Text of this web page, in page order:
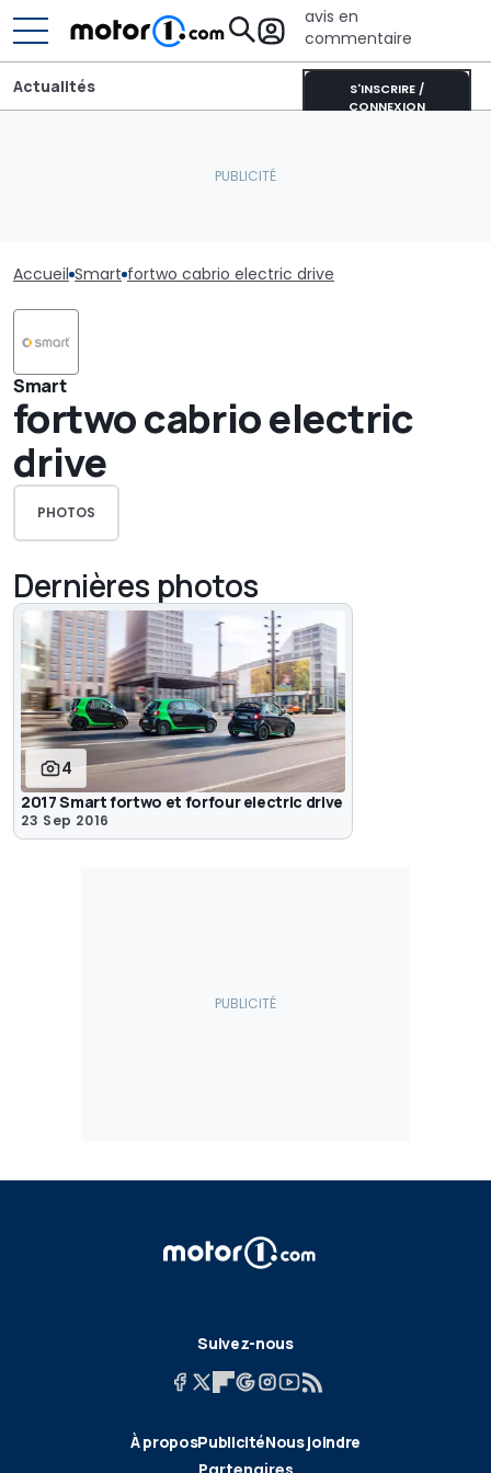
avis en
commentaire
S'INSCRIRE /
CONNEXION
Actualités
Accueil Smart fortwo cabrio electric drive
Smart
fortwo cabrio electric
drive
PHOTOS
Dernières photos
4
2017 Smart fortwo et forfour electric drive
23 Sep 2016
Suivez-nous
À proposPublicitéNous joindre